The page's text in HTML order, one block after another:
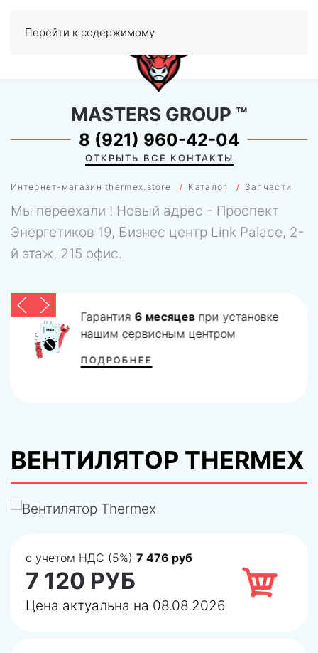
Перейти к содержимому
0
Интернет-магазин thermex.store Каталог Запчасти
MASTERS GROUP ™
8 (921) 960-42-04
ОТКРЫТЬ ВСЕ КОНТАКТЫ
Мы переехали ! Новый адрес - Проспект
Энергетиков 19, Бизнес центр Link Palace, 2-
й этаж, 215 офис.
Гарантия 6 месяцевпри установке
нашим сервисным центром
ПОДРОБНЕЕ
ВЕНТИЛЯТОР THERMEX
с учетом НДС (5%) 7 476 руб
7 120 РУБ
Цена актуальна на 08.08.2026